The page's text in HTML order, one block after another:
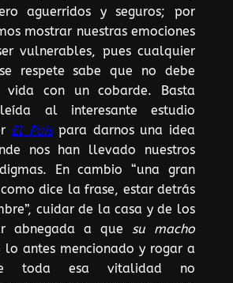
aguerridos y seguros; por
mostrar nuestras emociones
vulnerables, pues cualquier
respete sabe que no debe
vida con un cobarde. Basta
al interesante estudio
El Paíspara darnos una idea
nos han llevado nuestros
En cambio “una gran
dice la frase, estar detrás
cuidar de la casa y de los
abnegada a que su
macho
antes mencionado y rogar a
toda esa vitalidad no